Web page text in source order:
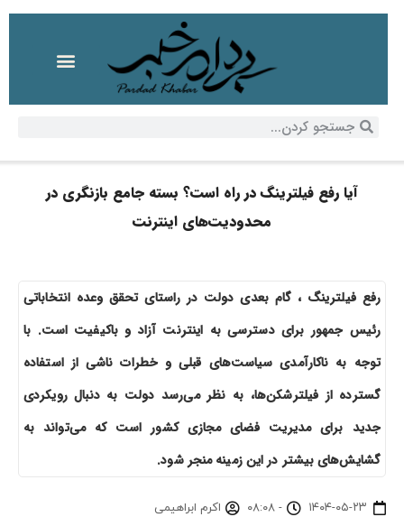
آیا رفع فیلترینگ در راه است؟ بسته جامع بازنگری در
محدودیت‌های اینترنت
رفع فیلترینگ ، گام بعدی دولت در راستای تحقق وعده انتخاباتی
رئیس جمهور برای دسترسی به اینترنت آزاد و باکیفیت است. با
توجه به ناکارآمدی سیاست‌های قبلی و خطرات ناشی از استفاده
گسترده از فیلترشکن‌ها، به نظر می‌رسد دولت به دنبال رویکردی
جدید برای مدیریت فضای مجازی کشور است که می‌تواند به
گشایش‌های بیشتر در این زمینه منجر شود.
۱۴۰۴-۰۵-۲۳ - ۰۸:۰۸ اکرم ابراهیمی